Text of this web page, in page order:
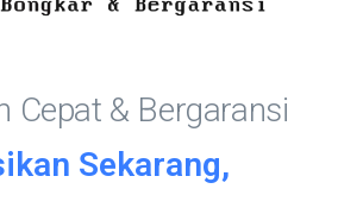
Cepat & Bergaransi
Sekarang,